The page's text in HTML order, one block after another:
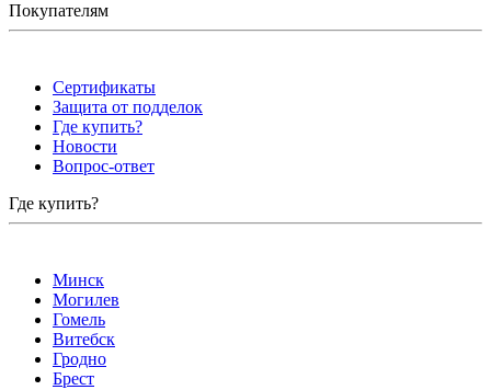
Покупателям
Сертификаты
Защита от подделок
Где купить?
Новости
Вопрос-ответ
Где купить?
Минск
Могилев
Гомель
Витебск
Гродно
Брест